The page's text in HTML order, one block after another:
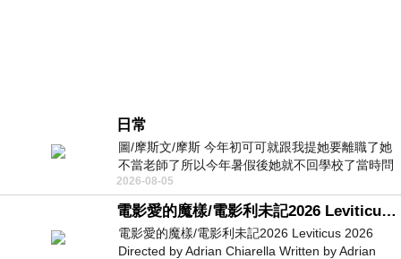
日常
圖/摩斯文/摩斯 今年初可可就跟我提她要離職了她
不當老師了所以今年暑假後她就不回學校了當時問
她不是很喜歡幼幼班的小朋友嗎捨得不
2026-08-05
電影愛的魔樣/電影利未記2026 Leviticus 2026
電影愛的魔樣/電影利未記2026 Leviticus 2026
Directed by Adrian Chiarella Written by Adrian